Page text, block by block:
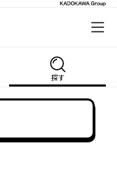
探す